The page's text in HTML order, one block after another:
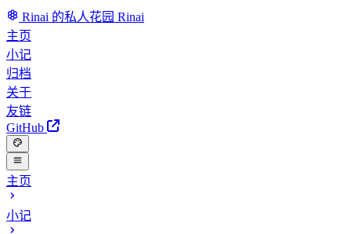
Rinai 的私人花园 Rinai
主页
小记
归档
关于
友链
GitHub
主页
小记